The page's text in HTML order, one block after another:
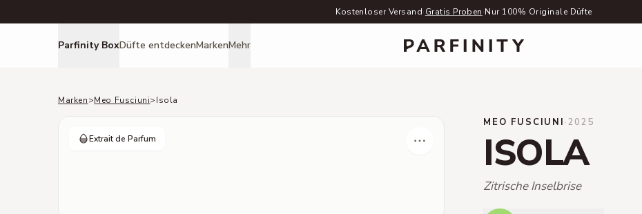
Kostenloser Versand·Gratis Proben·Nur 100% Originale Düfte
Parfinity BoxDüfte entdeckenMarkenMehr
Marken>Meo Fusciuni>Isola
Extrait de Parfum
MEO FUSCIUNI ·2025
ISOLA
Zitrische Inselbrise